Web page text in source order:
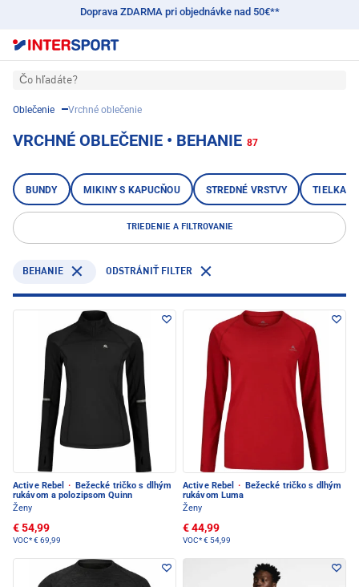
Doprava ZDARMA pri objednávke nad 50€**
Čo hľadáte?
Oblečenie Vrchné oblečenie
VRCHNÉ OBLEČENIE • BEHANIE 87
BUNDY MIKINY S KAPUCŇOU STREDNÉ VRSTVY TIELKA A
TRIEDENIE A FILTROVANIE
BEHANIE ODSTRÁNIŤ FILTER
Active Rebel · Bežecké tričko s dlhým
rukávom a polozipsom Quinn
Ženy
€ 54,99
VOC*€ 69,99
Active Rebel · Bežecké tričko s dlhým
rukávom Luma
Ženy
€ 44,99
VOC*€ 54,99